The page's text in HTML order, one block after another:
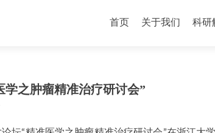
首页 关于我们 科研
之肿瘤精准治疗研讨会”